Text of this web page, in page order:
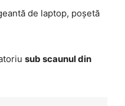
de laptop, poșetă
sub scaunul din